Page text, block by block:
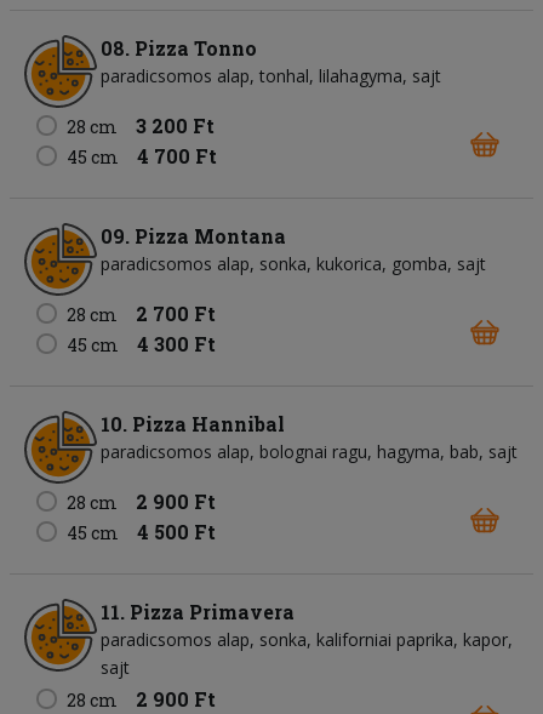
08. Pizza Tonno
paradicsomos alap tonhal lilahagyma sajt
28 cm 3 200 Ft
45 cm 4 700 Ft
09. Pizza Montana
paradicsomos alap sonka kukorica gomba sajt
28 cm 2 700 Ft
45 cm 4 300 Ft
10. Pizza Hannibal
paradicsomos alap bolognai ragu hagyma bab sajt
28 cm 2 900 Ft
45 cm 4 500 Ft
11. Pizza Primavera
paradicsomos alap sonka kaliforniai paprika kapor
sajt
28 cm
2 900 Ft